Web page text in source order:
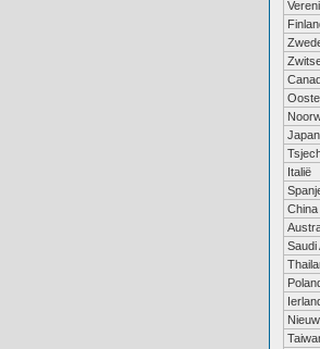
Japan
Italië
China
Saudi